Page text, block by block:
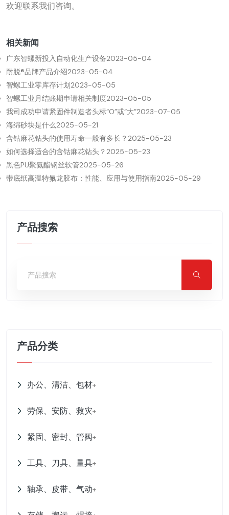
欢迎联系我们咨询。
相关新闻
广东智螺新投入自动化生产设备2023-05-04
耐脱®品牌产品介绍2023-05-04
智螺工业零库存计划2023-05-05
智螺工业月结账期申请相关制度2023-05-05
我司成功申请紧固件制造者头标“O”或“大”2023-07-05
海绵砂块是什么2025-05-21
含钴麻花钻头的使用寿命一般有多长？ 2025-05-23
如何选择适合的含钴麻花钻头？ 2025-05-23
黑色PU聚氨酯钢丝软管2025-05-26
带底纸高温特氟龙胶布：性能、应用与使用指南2025-05-29
产品搜索
产品分类
办公、清洁、包材+
劳保、安防、救灾+
紧固、密封、管阀+
工具、刀具、量具+
轴承、皮带、气动+